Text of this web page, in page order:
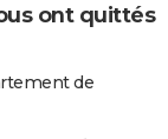
ont quittés
de